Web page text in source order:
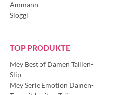
Ammann
Sloggi
TOP PRODUKTE
Mey Best of Damen Taillen-
Slip
Mey Serie Emotion Damen-